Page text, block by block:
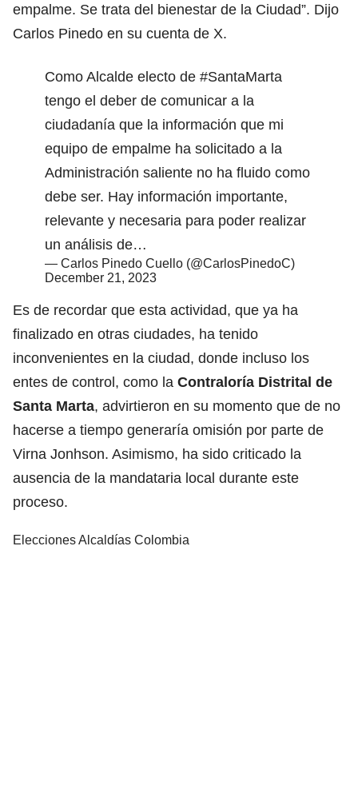
empalme. Se trata del bienestar de la Ciudad”. Dijo
Carlos Pinedo en su cuenta de X.
Como Alcalde electo de #SantaMarta
tengo el deber de comunicar a la
ciudadanía que la información que mi
equipo de empalme ha solicitado a la
Administración saliente no ha fluido como
debe ser. Hay información importante,
relevante y necesaria para poder realizar
un análisis de…
— Carlos Pinedo Cuello (@CarlosPinedoC)
December 21, 2023
Es de recordar que esta actividad, que ya ha
finalizado en otras ciudades, ha tenido
inconvenientes en la ciudad, donde incluso los
entes de control, como la Contraloría Distrital de
Santa Marta, advirtieron en su momento que de no
hacerse a tiempo generaría omisión por parte de
Virna Jonhson. Asimismo, ha sido criticado la
ausencia de la mandataria local durante este
proceso.
Elecciones Alcaldías Colombia